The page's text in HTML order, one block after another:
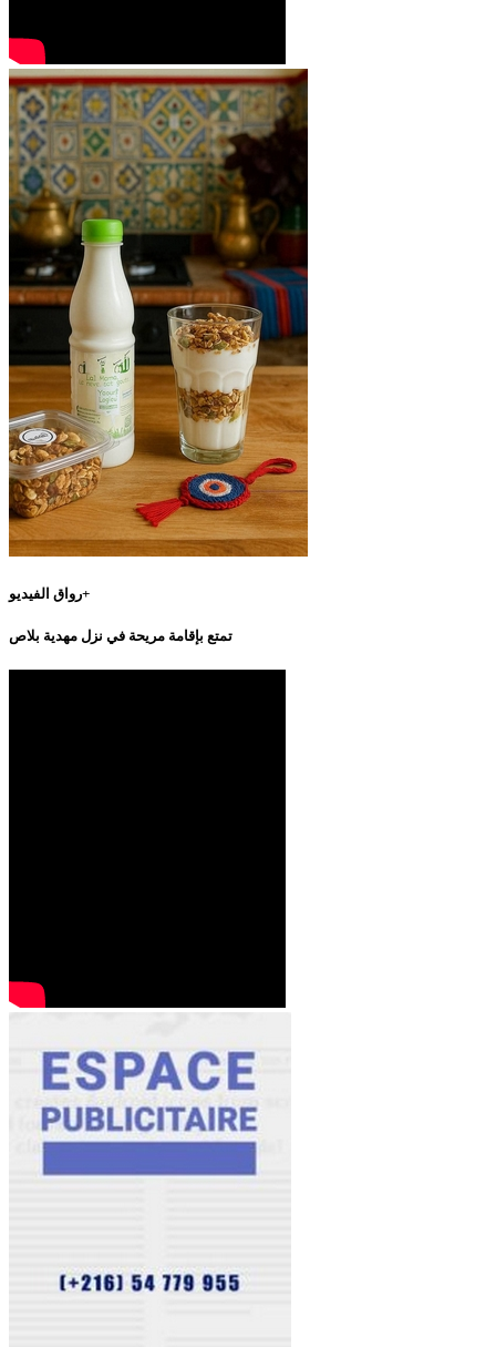
رواق الفيديو+
تمتع بإقامة مريحة في نزل مهدية بلاص